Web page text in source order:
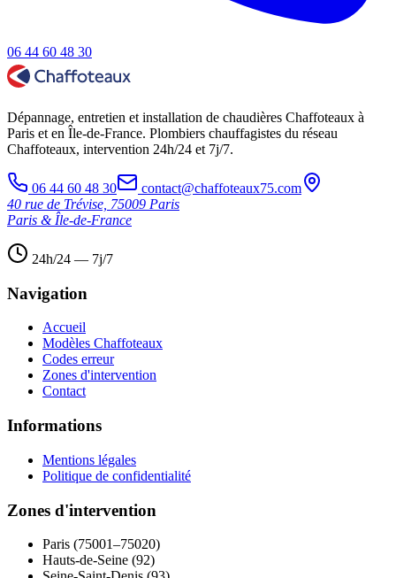
06 44 60 48 30
Dépannage, entretien et installation de chaudières Chaffoteaux à
Paris et en Île-de-France. Plombiers chauffagistes du réseau
Chaffoteaux, intervention 24h/24 et 7j/7.
06 44 60 48 30
contact@chaffoteaux75.com
40 rue de Trévise, 75009 Paris
Paris & Île-de-France
24h/24 — 7j/7
Navigation
Accueil
Modèles Chaffoteaux
Codes erreur
Zones d'intervention
Contact
Informations
Mentions légales
Politique de confidentialité
Zones d'intervention
Paris (75001–75020)
Hauts-de-Seine (92)